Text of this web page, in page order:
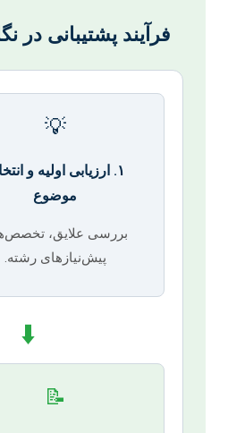
فرآیند پشتیبانی در
💡
۱. ارزیابی اولیه و
موضوع
بررسی علایق،
پیش‌نیازهای رشته.
⬇️
📝